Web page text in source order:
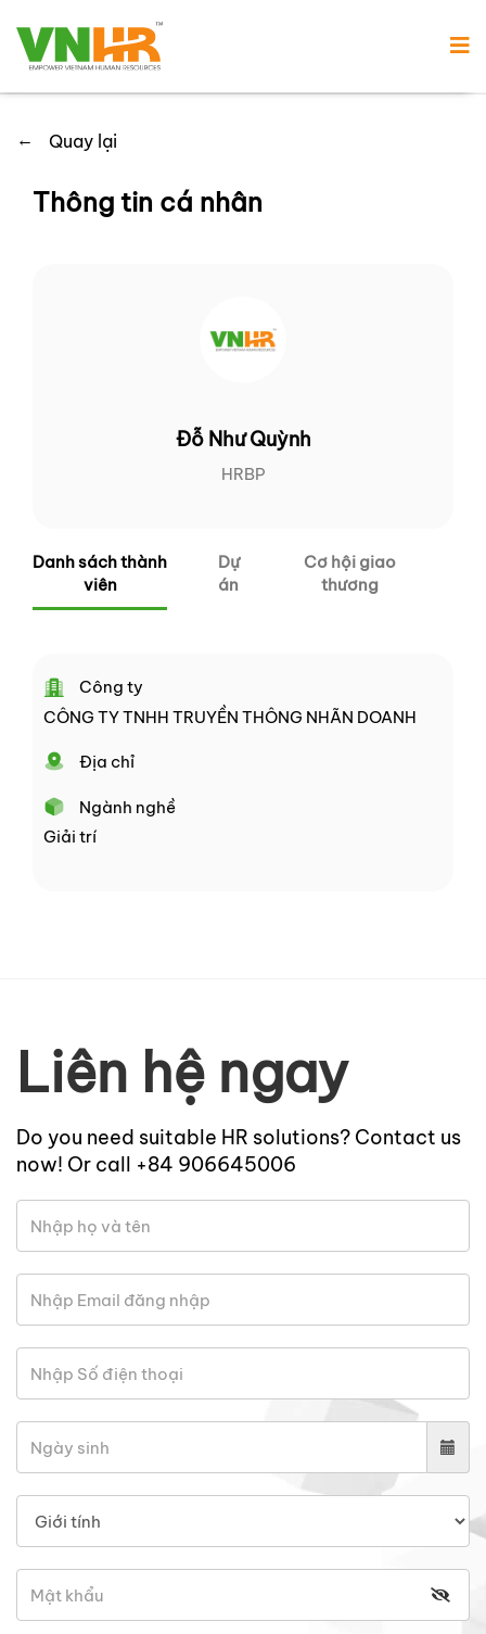
← Quay lại
Thông tin cá nhân
Đỗ Như Quỳnh
HRBP
Danh sách thành
viên
Dự
án
Cơ hội giao
thương
Công ty
CÔNG TY TNHH TRUYỀN THÔNG NHÃN DOANH
Địa chỉ
Ngành nghề
Giải trí
Liên hệ ngay
Do you need suitable HR solutions? Contact us
now! Or call +84 906645006